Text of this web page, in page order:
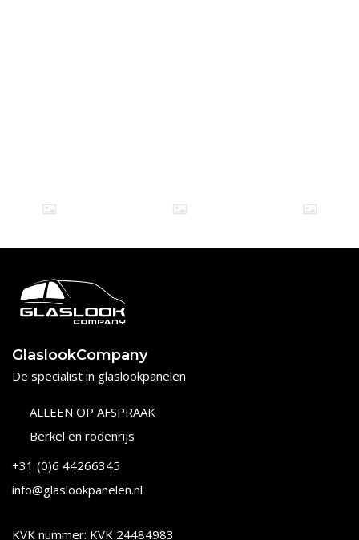
GlaslookCompany
De specialist in glaslookpanelen
ALLEEN OP AFSPRAAK
Berkel en rodenrijs
+31 (0)6 44266345
info@glaslookpanelen.nl
KVK nummer: KVK 24484983